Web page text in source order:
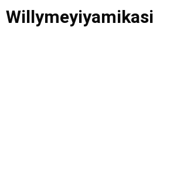
Saltar
Willymeyiyamikasi